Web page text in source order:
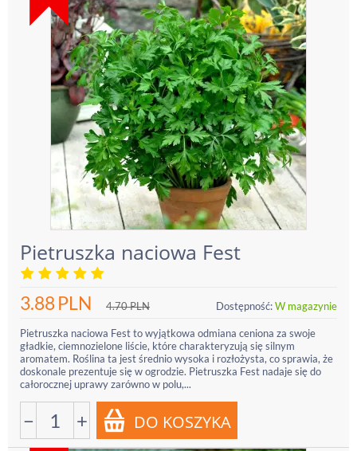
Pietruszka naciowa Fest
3.88PLN 4.70PLN Dostępność:W magazynie
Pietruszka naciowa Fest to wyjątkowa odmiana ceniona za swoje
gładkie, ciemnozielone liście, które charakteryzują się silnym
aromatem. Roślina ta jest średnio wysoka i rozłożysta, co sprawia, że
doskonale prezentuje się w ogrodzie. Pietruszka Fest nadaje się do
całorocznej uprawy zarówno w polu,...
− +